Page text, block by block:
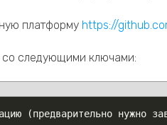
платформу https://
следующими ключами:
(предварительно нужно